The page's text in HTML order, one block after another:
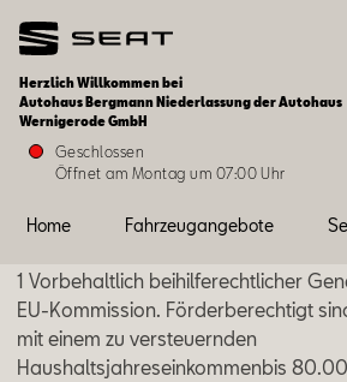
Herzlich Willkommen bei
Autohaus Bergmann Niederlassung der Autohaus
Wernigerode GmbH
Geschlossen
Öffnet am Montag um 07:00 Uhr
Home
Services
Zubehör
Home Fahrzeugangebote
1 Vorbehaltlich beihilferechtlicher
EU-Kommission. Förderberechtigt
mit einem zu versteuernden
Haushaltsjahreseinkommenbis